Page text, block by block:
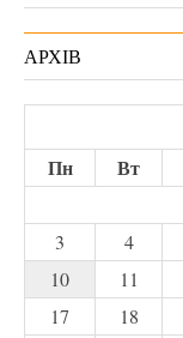
АРХІВ
Пн
Вт
3
4
10
11
17
18